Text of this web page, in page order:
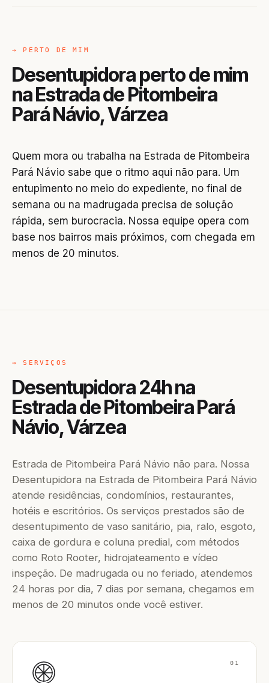
→ PERTO DE MIM
Desentupidora perto de mim
na Estrada de Pitombeira
Pará Návio, Várzea
Quem mora ou trabalha na Estrada de Pitombeira
Pará Návio sabe que o ritmo aqui não para. Um
entupimento no meio do expediente, no final de
semana ou na madrugada precisa de solução
rápida, sem burocracia. Nossa equipe opera com
base nos bairros mais próximos, com chegada em
menos de 20 minutos.
→ SERVIÇOS
Desentupidora 24h na
Estrada de Pitombeira Pará
Návio, Várzea
Estrada de Pitombeira Pará Návio não para. Nossa
Desentupidora na Estrada de Pitombeira Pará Návio
atende residências, condomínios, restaurantes,
hotéis e escritórios. Os serviços prestados são de
desentupimento de vaso sanitário, pia, ralo, esgoto,
caixa de gordura e coluna predial, com métodos
como Roto Rooter, hidrojateamento e vídeo
inspeção. De madrugada ou no feriado, atendemos
24 horas por dia, 7 dias por semana, chegamos em
menos de 20 minutos onde você estiver.
01